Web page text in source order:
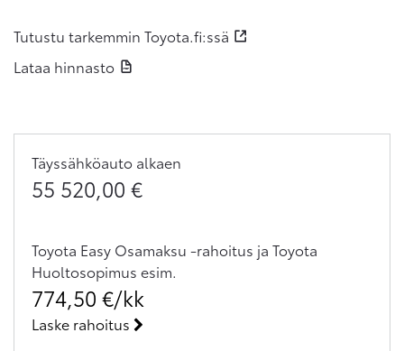
Tutustu tarkemmin Toyota.fi:ssä
Lataa hinnasto
Täyssähköauto alkaen
55 520,00 €
Toyota Easy Osamaksu -rahoitus ja Toyota
Huoltosopimus esim.
774,50 €/kk
Laske rahoitus